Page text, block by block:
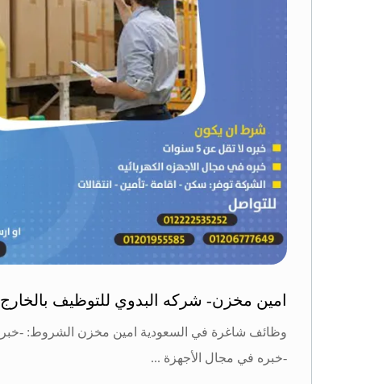
امين مخزن- شركه البدوي للتوظيف بالخارج
-خبره في مجال الأجهزة ...